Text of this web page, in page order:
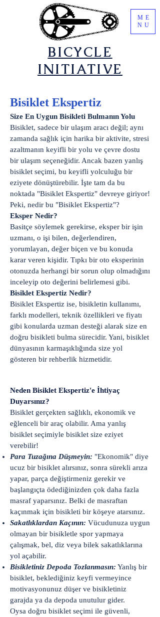
​BICYCLE
INITIATIVE
ME
NU
Bisiklet Ekspertiz
Size En Uygun Bisikleti Bulmanın Yolu
Bisiklet, sadece bir ulaşım aracı değil; aynı
zamanda sağlık için harika bir aktivite, stresi
azaltmanın keyifli bir yolu ve çevre dostu
bir ulaşım seçeneğidir. Ancak bazen yanlış
bisiklet seçimi, bu keyifli yolculuğu bir
eziyete dönüştürebilir. İşte tam da bu
noktada "Bisiklet Ekspertiz" devreye giriyor!
Peki, nedir bu "Bisiklet Ekspertiz"?
Eksper Nedir?
Basitçe söylemek gerekirse, eksper bir işin
uzmanı, o işi bilen, değerlendiren,
yorumlayan, değer biçen ve bu konuda
karar veren kişidir. Tıpkı bir oto eksperinin
otonuzda herhangi bir sorun olup olmadığını
inceleyip oto değerini belirlemesi gibi.
Bisiklet Ekspertiz Nedir?
Bisiklet Ekspertiz ise, bisikletin kullanımı,
farklı modelleri, teknik özellikleri ve fiyatı
gibi konularda uzman desteği alarak size en
doğru bisikleti bulma sürecidir. Yani, bisiklet
dünyasının karmaşıklığında size yol
gösteren bir rehberlik hizmetidir.
​​Neden Bisiklet Ekspertiz'e İhtiyaç
Duyarsınız?
Bisiklet gerçekten sağlıklı, ekonomik ve
eğlenceli bir araç olabilir. Ama yanlış
bisiklet seçimiyle bisiklet size eziyet
verebilir!
Para Tuzağına Düşmeyin: "Ekonomik" diye
ucuz bir bisiklet alırsınız, sonra sürekli arıza
yapar, parça değiştirmeniz gerekir ve
başlangıçta ödediğinizden çok daha fazla
masraf yaparsınız. Belki de masraftan
kaçınmak için bisikleti bir köşeye atarsınız.
Sakatlıklardan Kaçının: Vücudunuza uygun
olmayan bir bisikletle spor yapmaya
çalışmak, bel, diz veya bilek sakatlıklarına
yol açabilir.
Bisikletiniz Depoda Tozlanmasın: Yanlış bir
bisiklet, beklediğiniz keyfi vermeyince
motivasyonunuz düşer ve bisikletiniz
garajda ya da depoda unutulur gider.
Oysa doğru bisiklet seçimi ile güvenli,